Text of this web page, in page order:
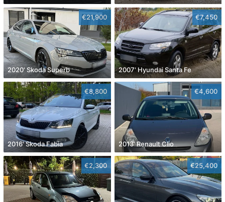
€21,900
2020' Skoda Superb
€7,450
2007' Hyundai Santa Fe
€8,800
2016' Skoda Fabia
€4,600
2013' Renault Clio
€2,300 €25,400